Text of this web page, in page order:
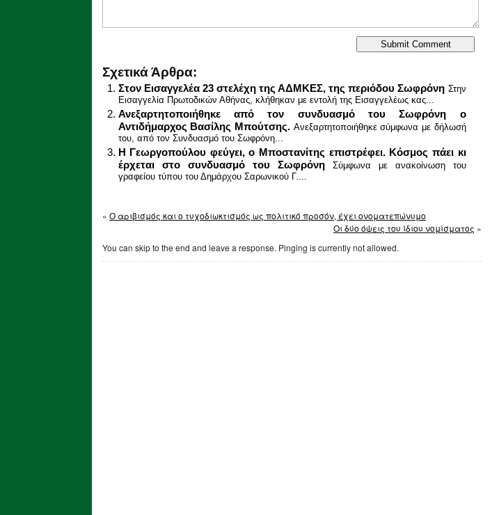
Σχετικά Άρθρα:
Στον Εισαγγελέα 23 στελέχη της ΑΔΜΚΕΣ, της περιόδου Σωφρόνη Στην
Εισαγγελία Πρωτοδικών Αθήνας, κλήθηκαν με εντολή της Εισαγγελέως κας...
Ανεξαρτητοποιήθηκε από τον συνδυασμό του Σωφρόνη ο
Αντιδήμαρχος Βασίλης Μπούτσης. Ανεξαρτητοποιήθηκε σύμφωνα με δήλωσή
του, από τον Συνδυασμό του Σωφρόνη...
Η Γεωργοπούλου φεύγει, ο Μποστανίτης επιστρέφει. Κόσμος πάει κι
έρχεται στο συνδυασμό του Σωφρόνη
Σύμφωνα με ανακοίνωση του
γραφείου τύπου του Δημάρχου Σαρωνικού Γ....
« Ο αριβισμός και ο τυχοδιωκτισμός ως πολιτικό προσόν, έχει ονοματεπώνυμο
Οι δύο όψεις του ίδιου νομίσματος »
You can skip to the end and leave a response. Pinging is currently not allowed.